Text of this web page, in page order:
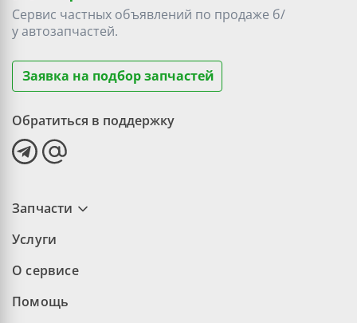
Сервис частных объявлений по продаже б/
уавтозапчастей.
Заявка на подбор запчастей
Обратиться в поддержку
Запчасти
Услуги
О сервисе
Помощь